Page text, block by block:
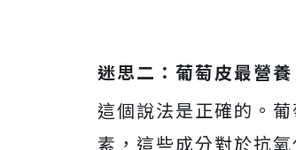
迷思二：葡萄皮最營養
這個說法是正確的。
素，這些成分對於抗